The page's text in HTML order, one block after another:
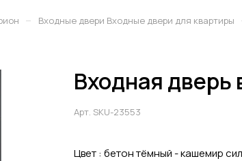
– Входные двери Входные двери для квартиры
Входная дверь
Арт. SKU-23553
Цвет : бетон тёмный - кашемир